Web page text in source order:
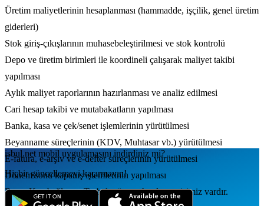
Üretim maliyetlerinin hesaplanması (hammadde, işçilik, genel üretim
giderleri)
Stok giriş-çıkışlarının muhasebeleştirilmesi ve stok kontrolü
Depo ve üretim birimleri ile koordineli çalışarak maliyet takibi
yapılması
Aylık maliyet raporlarının hazırlanması ve analiz edilmesi
Cari hesap takibi ve mutabakatların yapılması
Banka, kasa ve çek/senet işlemlerinin yürütülmesi
Beyanname süreçlerinin (KDV, Muhtasar vb.) yürütülmesi
E-fatura, e-arşiv ve e-defter süreçlerinin yürütülmesi
Dönem sonu kapanış işlemlerinin yapılması
Buca, Karabağlar ve Torbalı güzergahında servisimiz vardır.
isbul.net mobil uygulamаsını indirdiniz mi?
Hiçbir güncellemeyi kaçırmayın!